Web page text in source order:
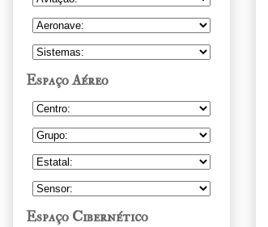
Espaço Aéreo
Espaço Cibernético